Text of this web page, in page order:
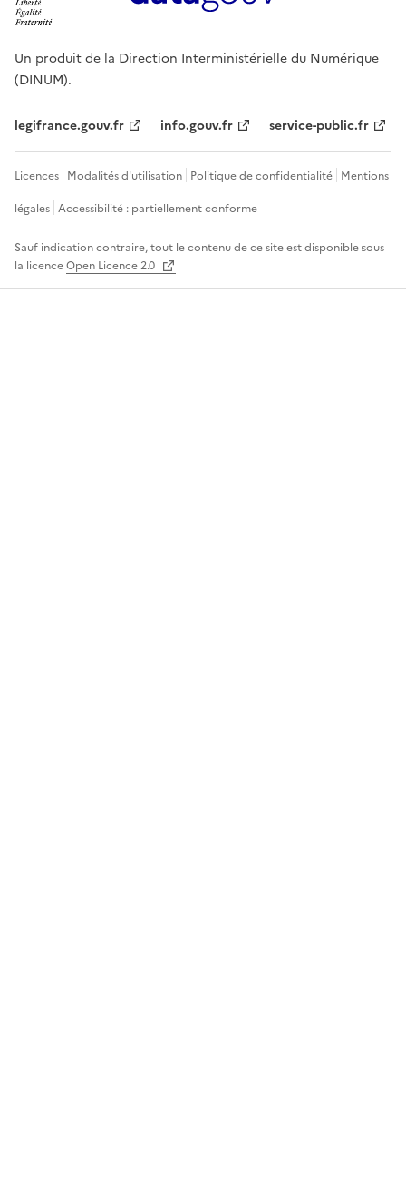
Un produit de la Direction Interministérielle du Numérique
(DINUM).
legifrance.gouv.fr info.gouv.fr service-public.fr
Licences Modalités d'utilisation Politique de confidentialité Mentions
légales Accessibilité : partiellement conforme
Sauf indication contraire, tout le contenu de ce site est disponible sous
la licenceOpen Licence 2.0